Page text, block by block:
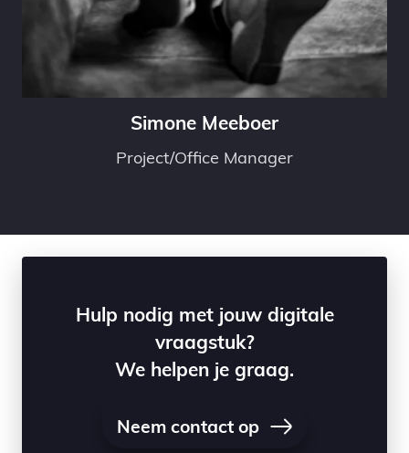
Simone Meeboer
Project/Office Manager
Hulp nodig met jouw digitale
vraagstuk?
We helpen je graag.
Neem contact op